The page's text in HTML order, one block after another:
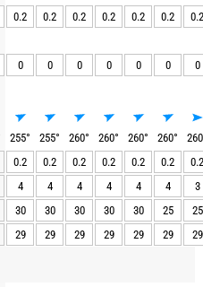
0.2 0.2 0.2 0.2 0.2 0.2 0.2
0 0 0 0 0 0 0
255° 255° 260° 260° 260° 260°
260
0.2 0.2 0.2 0.2 0.2 0.2
0.2
4 4 4 4 4 4
3
30 30 30 30 30 25
25
29 29 29 29 29 29 29